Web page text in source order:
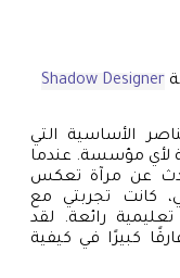
Shadow Designer
الأساسية التي
لأي مؤسسة. عندما
عن مرآة تعكس
كانت تجربتي مع
رائعة. لقد
كبيرًا في كيفية